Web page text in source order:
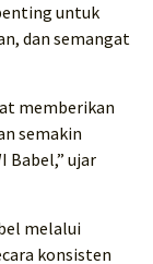
untuk
dan semangat
memberikan
semakin
Babel,” ujar
melalui
konsisten